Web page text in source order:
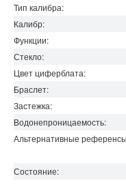
Тип калибра:
Калибр:
Функции:
Стекло:
Цвет циферблата:
Браслет:
Застежка:
Водонепроницаемость:
Альтернативные
Состояние: